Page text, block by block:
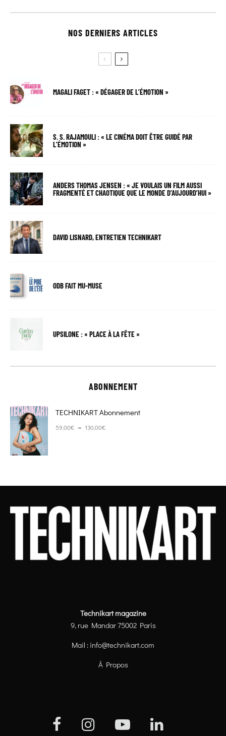
NOS DERNIERS ARTICLES
MAGALI FAGET : « DÉGAGER DE L’ÉMOTION »
S. S. RAJAMOULI : « LE CINÉMA DOIT ÊTRE GUIDÉ PAR
L’ÉMOTION »
ANDERS THOMAS JENSEN : « JE VOULAIS UN FILM AUSSI
FRAGMENTÉ ET CHAOTIQUE QUE LE MONDE D’AUJOURD’HUI »
DAVID LISNARD, ENTRETIEN TECHNIKART
ODB FAIT MU-MUSE
UPSILONE : « PLACE À LA FÊTE »
ABONNEMENT
TECHNIKART Abonnement
59,00€ – 130,00€
Technikart magazine
9, rue Mandar 75002 Paris
Mail : info@technikart.com
À Propos